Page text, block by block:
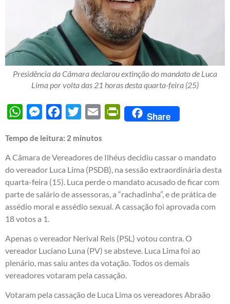
Presidência da Câmara declarou extinção do mandato de Luca
Lima por volta das 21 horas desta quarta-feira (25)
WhatsAppMessengerFacebook
Twitter Email PrintFriendly
Share
Tempo de leitura: 2 minutos
A Câmara de Vereadores de Ilhéus decidiu cassar o mandato
do vereador Luca Lima (PSDB), na sessão extraordinária desta
quarta-feira (15). Luca perde o mandato acusado de ficar com
parte de salário de assessoras, a “rachadinha”, e de prática de
assédio moral e assédio sexual. A cassação foi aprovada com
18 votos a 1.
Apenas o vereador Nerival Reis (PSL) votou contra. O
vereador Luciano Luna (PV) se absteve. Luca Lima foi ao
plenário, mas saiu antes da votação. Todos os demais
vereadores votaram pela cassação.
Votaram pela cassação de Luca Lima os vereadores Abraão